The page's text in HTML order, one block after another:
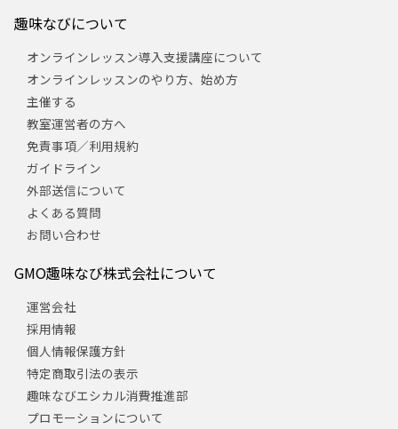
趣味なびについて
オンラインレッスン導入支援講座について
オンラインレッスンのやり方、始め方
主催する
教室運営者の方へ
免責事項／利用規約
ガイドライン
外部送信について
よくある質問
お問い合わせ
GMO趣味なび株式会社について
運営会社
採用情報
個人情報保護方針
特定商取引法の表示
趣味なびエシカル消費推進部
プロモーションについて